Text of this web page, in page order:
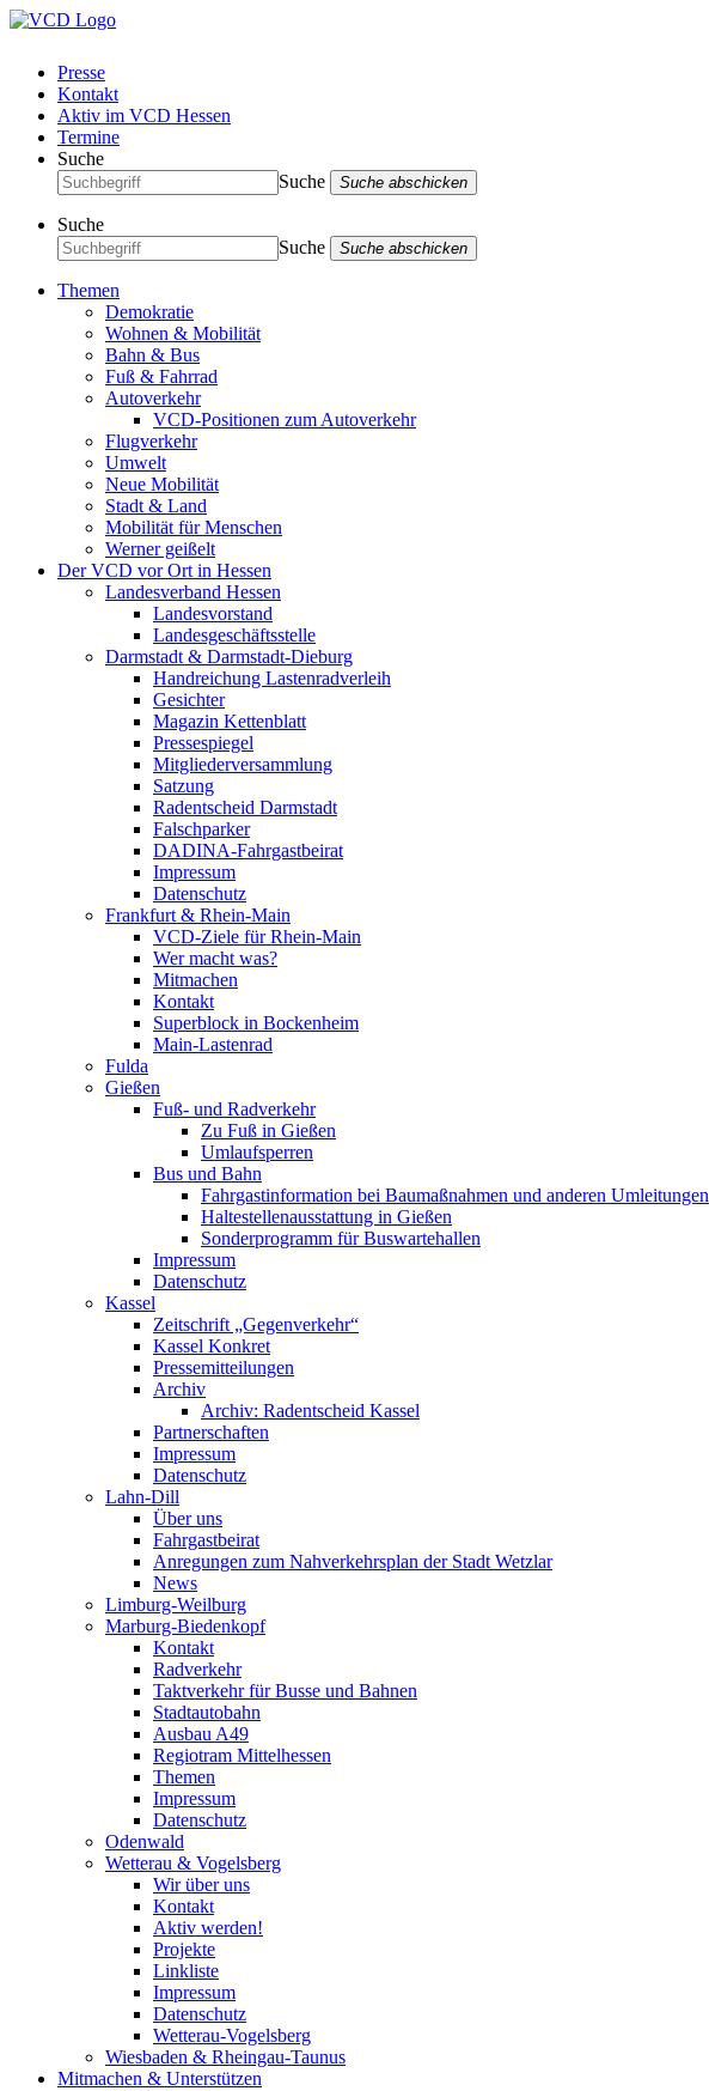
Presse
Kontakt
Aktiv im VCD Hessen
Termine
Suche
Suche
Suche abschicken
Suche
Suche
Suche abschicken
Themen
Demokratie
Wohnen & Mobilität
Bahn & Bus
Fuß & Fahrrad
Autoverkehr
VCD-Positionen zum Autoverkehr
Flugverkehr
Umwelt
Neue Mobilität
Stadt & Land
Mobilität für Menschen
Werner geißelt
Der VCD vor Ort in Hessen
Landesverband Hessen
Landesvorstand
Landesgeschäftsstelle
Darmstadt & Darmstadt-Dieburg
Handreichung Lastenradverleih
Gesichter
Magazin Kettenblatt
Pressespiegel
Mitgliederversammlung
Satzung
Radentscheid Darmstadt
Falschparker
DADINA-Fahrgastbeirat
Impressum
Datenschutz
Frankfurt & Rhein-Main
VCD-Ziele für Rhein-Main
Wer macht was?
Mitmachen
Kontakt
Superblock in Bockenheim
Main-Lastenrad
Fulda
Gießen
Fuß- und Radverkehr
Zu Fuß in Gießen
Umlaufsperren
Bus und Bahn
Fahrgastinformation bei Baumaßnahmen und anderen Umleitungen
Haltestellenausstattung in Gießen
Sonderprogramm für Buswartehallen
Impressum
Datenschutz
Kassel
Zeitschrift „Gegenverkehr“
Kassel Konkret
Pressemitteilungen
Archiv
Archiv: Radentscheid Kassel
Partnerschaften
Impressum
Datenschutz
Lahn-Dill
Über uns
Fahrgastbeirat
Anregungen zum Nahverkehrsplan der Stadt Wetzlar
News
Limburg-Weilburg
Marburg-Biedenkopf
Kontakt
Radverkehr
Taktverkehr für Busse und Bahnen
Stadtautobahn
Ausbau A49
Regiotram Mittelhessen
Themen
Impressum
Datenschutz
Odenwald
Wetterau & Vogelsberg
Wir über uns
Kontakt
Aktiv werden!
Projekte
Linkliste
Impressum
Datenschutz
Wetterau-Vogelsberg
Wiesbaden & Rheingau-Taunus
Mitmachen & Unterstützen